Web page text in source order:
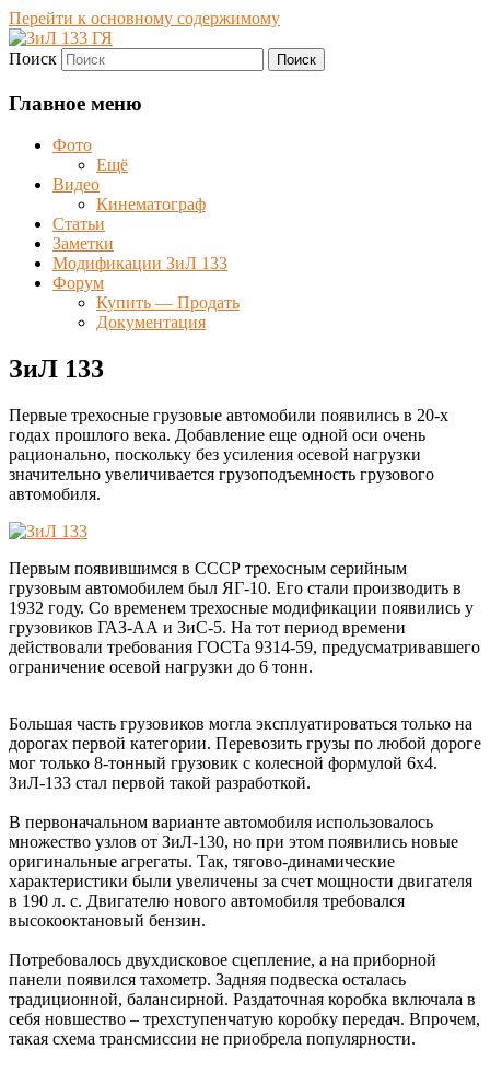
Перейти к основному содержимому
ЗиЛ 133 ГЯ
Фото | Видео | Форум
Поиск
Главное меню
Фото
Ещё
Видео
Кинематограф
Статьи
Заметки
Модификации ЗиЛ 133
Форум
Купить — Продать
Документация
ЗиЛ 133
Первые трехосные грузовые автомобили появились в 20-х
годах прошлого века. Добавление еще одной оси очень
рационально, поскольку без усиления осевой нагрузки
значительно увеличивается грузоподъемность грузового
автомобиля.
Первым появившимся в СССР трехосным серийным
грузовым автомобилем был ЯГ-10. Его стали производить в
1932 году. Со временем трехосные модификации появились у
грузовиков ГАЗ-АА и ЗиС-5. На тот период времени
действовали требования ГОСТа 9314-59, предусматривавшего
ограничение осевой нагрузки до 6 тонн.
Большая часть грузовиков могла эксплуатироваться только на
дорогах первой категории. Перевозить грузы по любой дороге
мог только 8-тонный грузовик с колесной формулой 6х4.
ЗиЛ-133 стал первой такой разработкой.
В первоначальном варианте автомобиля использовалось
множество узлов от ЗиЛ-130, но при этом появились новые
оригинальные агрегаты. Так, тягово-динамические
характеристики были увеличены за счет мощности двигателя
в 190 л. с. Двигателю нового автомобиля требовался
высокооктановый бензин.
Потребовалось двухдисковое сцепление, а на приборной
панели появился тахометр. Задняя подвеска осталась
традиционной, балансирной. Раздаточная коробка включала в
себя новшество – трехступенчатую коробку передач. Впрочем,
такая схема трансмиссии не приобрела популярности.